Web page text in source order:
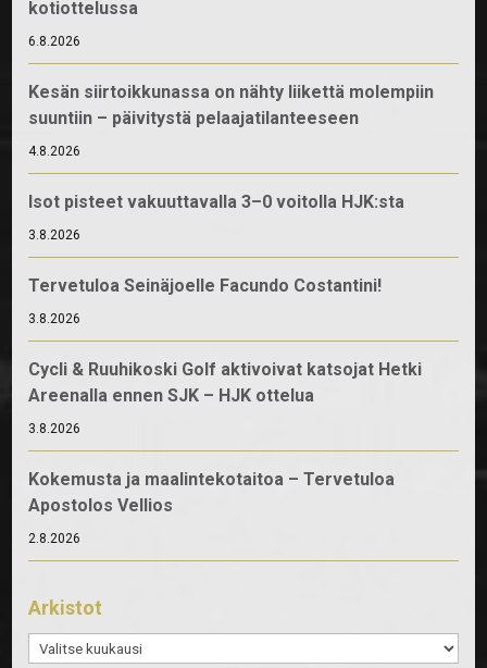
kotiottelussa
6.8.2026
Kesän siirtoikkunassa on nähty liikettä molempiin
suuntiin – päivitystä pelaajatilanteeseen
4.8.2026
Isot pisteet vakuuttavalla 3–0 voitolla HJK:sta
3.8.2026
Tervetuloa Seinäjoelle Facundo Costantini!
3.8.2026
Cycli & Ruuhikoski Golf aktivoivat katsojat Hetki
Areenalla ennen SJK – HJK ottelua
3.8.2026
Kokemusta ja maalintekotaitoa – Tervetuloa
Apostolos Vellios
2.8.2026
Arkistot
Arkistot